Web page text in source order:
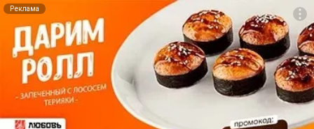
Реклама